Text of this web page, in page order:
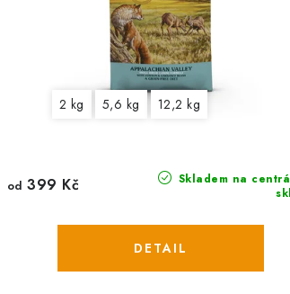
2 kg 5,6 kg 12,2 kg
Skladem na
od 399 Kč